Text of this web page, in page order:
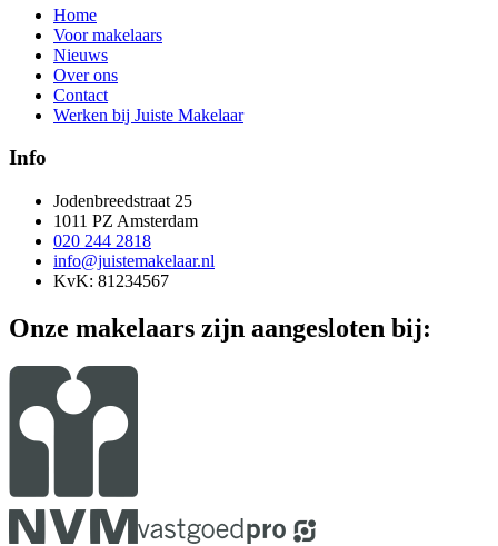
Home
Voor makelaars
Nieuws
Over ons
Contact
Werken bij Juiste Makelaar
Info
Jodenbreedstraat 25
1011 PZ Amsterdam
020 244 2818
info@juistemakelaar.nl
KvK: 81234567
Onze makelaars zijn aangesloten bij: